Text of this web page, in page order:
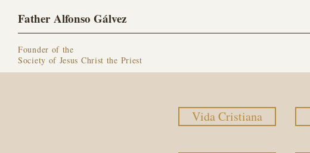
Father Alfonso Gálvez
Founder of the
Society of Jesus Christ the Priest
Vida Cristiana